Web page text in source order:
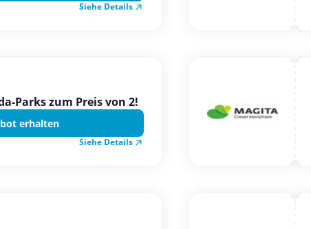
Siehe Details
Parks zum Preis von 2!
erhalten
Siehe Details